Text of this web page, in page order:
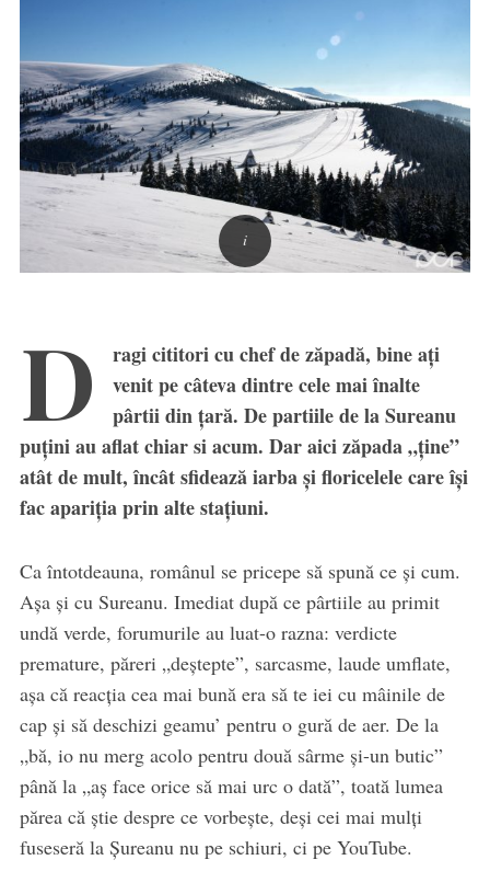
D
ragi cititori cu chef de zăpadă, bine ați
venit pe câteva dintre cele mai înalte
pârtii din țară. De partiile de la Sureanu
puțini au aflat chiar si acum. Dar aici zăpada „ține”
atât de mult, încât sfidează iarba și floricelele care își
fac apariția prin alte stațiuni.
Ca întotdeauna, românul se pricepe să spună ce și cum.
Așa și cu Sureanu. Imediat după ce pârtiile au primit
undă verde, forumurile au luat-o razna: verdicte
premature, păreri „deștepte”, sarcasme, laude umflate,
așa că reacția cea mai bună era să te iei cu mâinile de
cap și să deschizi geamu’ pentru o gură de aer. De la
„bă, io nu merg acolo pentru două sârme și-un butic”
până la „aș face orice să mai urc o dată”, toată lumea
părea că știe despre ce vorbește, deși cei mai mulți
fuseseră la Șureanu nu pe schiuri, ci pe YouTube.